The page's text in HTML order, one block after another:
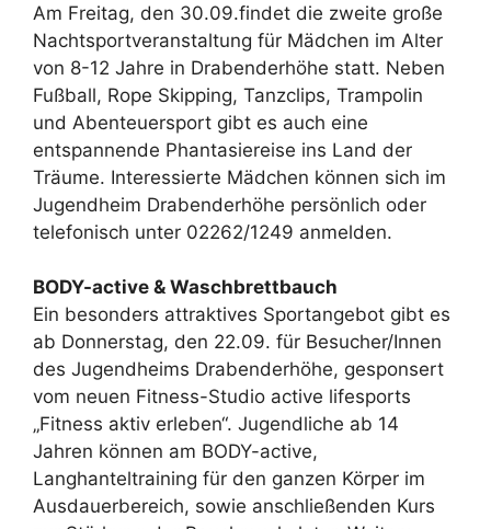
Am Freitag, den 30.09.findet die zweite große
Nachtsportveranstaltung für Mädchen im Alter
von 8-12 Jahre in Drabenderhöhe statt. Neben
Fußball, Rope Skipping, Tanzclips, Trampolin
und Abenteuersport gibt es auch eine
entspannende Phantasiereise ins Land der
Träume. Interessierte Mädchen können sich im
Jugendheim Drabenderhöhe persönlich oder
telefonisch unter 02262/1249 anmelden.
BODY-active & Waschbrettbauch
Ein besonders attraktives Sportangebot gibt es
ab Donnerstag, den 22.09. für Besucher/Innen
des Jugendheims Drabenderhöhe, gesponsert
vom neuen Fitness-Studio active lifesports
„Fitness aktiv erleben“. Jugendliche ab 14
Jahren können am BODY-active,
Langhanteltraining für den ganzen Körper im
Ausdauerbereich, sowie anschließenden Kurs